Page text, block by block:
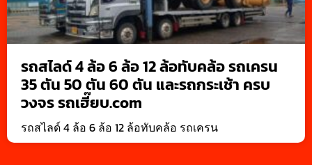
รถสไลด์ 4 ล้อ 6 ล้อ 12 ล้อทับคล้อ รถเครน
35 ตัน 50 ตัน 60 ตัน และรถกระเช้า ครบ
วงจร รถเฮี๊ยบ.com
รถสไลด์ 4 ล้อ 6 ล้อ 12 ล้อทับคล้อ รถเครน